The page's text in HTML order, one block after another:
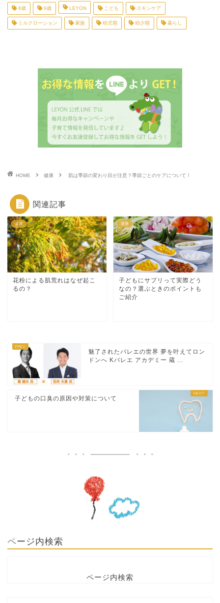
8歳 9歳 LEYON こども スキンケア
ミルクローション 家族 幼児期 幼少期 暮らし
HOME 健康 肌は季節の変わり目が注意？季節ごとのケアについて！
関連記事
健康
花粉による肌荒れはなぜ起こ
るの？
健康
子どもにサプリって実際どう
なの？選ぶときのポイントも
ご紹介
魅了されたバレエの世界 夢を叶えてロン
ドンへ Kバレエ アカデミー 蔵 ...
子どもの口臭の原因や対策について
ページ内検索
ページ内検索